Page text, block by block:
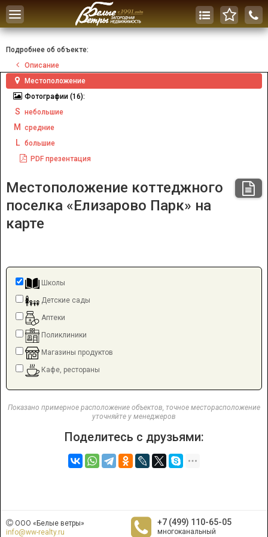
Toggle
navigation
Подробнее об объекте:
Описание
Местоположение
Фотографии (16):
S небольшие
M средние
L
большие
PDF презентация
Местоположение коттеджного
поселка «Елизарово Парк» на
карте
Школы
Детские сады
Аптеки
Поликлиники
Магазины продуктов
Кафе, рестораны
Показано примерное расположение объектов, точное месторасположение
уточняйте у менеджеров
Поделитесь с друзьями:
ООО «Белые ветры»
info@ww-realty.ru
+7 (499) 110-65-05
многоканальный